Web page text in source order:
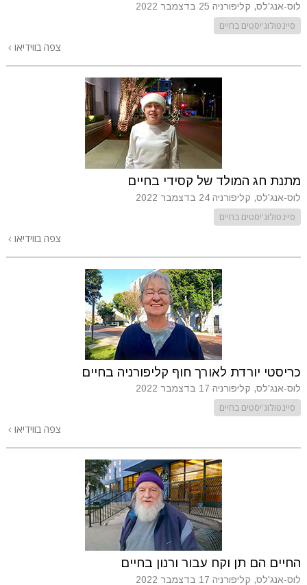
לוס-אנג'לס, קליפורניה 25 בדצמבר 2022
סיינטולוג'יסטים בחיים
צפה בווידיאו
מתנת חג המולד של קסידי בחיים
לוס-אנג'לס, קליפורניה 24 בדצמבר 2022
סיינטולוג'יסטים בחיים
צפה בווידיאו
כריסטי יורדת לאורך חוף קליפורניה בחיים
לוס-אנג'לס, קליפורניה 17 בדצמבר 2022
סיינטולוג'יסטים בחיים
צפה בווידיאו
החיים הם תן וקח עבור ורנון בחיים
לוס-אנג'לס, קליפורניה 17 בדצמבר 2022